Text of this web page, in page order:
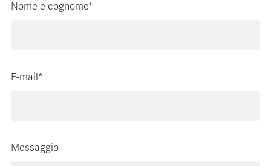
Nome e cognome*
E-mail*
Messaggio